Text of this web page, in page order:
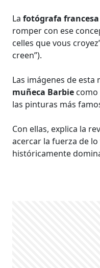
Lafotógrafa francesa
romper con ese
celles que vous
creen”).
Las imágenes de
muñeca Barbie
las pinturas más
Con ellas, explica la
acercar la fuerza de
históricamente